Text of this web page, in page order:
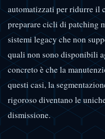
automatizzati per ridurre il
preparare cicli di patching
sistemi legacy che non
quali non sono disponibili
concreto è che la
questi casi, la
rigoroso diventano le
dismissione.